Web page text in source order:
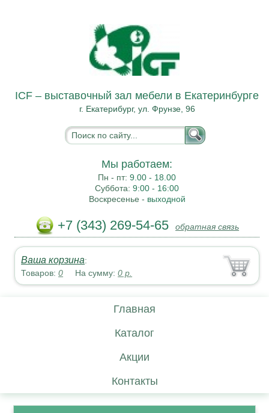
ICF – выставочный зал мебели в Екатеринбурге
г. Екатерибург, ул. Фрунзе, 96
Мы работаем:
Пн - пт:9.00 - 18.00
Суббота:9:00 - 16:00
Воскресенье - выходной
+7 (343) 269-54-65 обратная связь
Ваша корзина:
Товаров:0 На сумму:0 р.
Главная
Каталог
Акции
Контакты